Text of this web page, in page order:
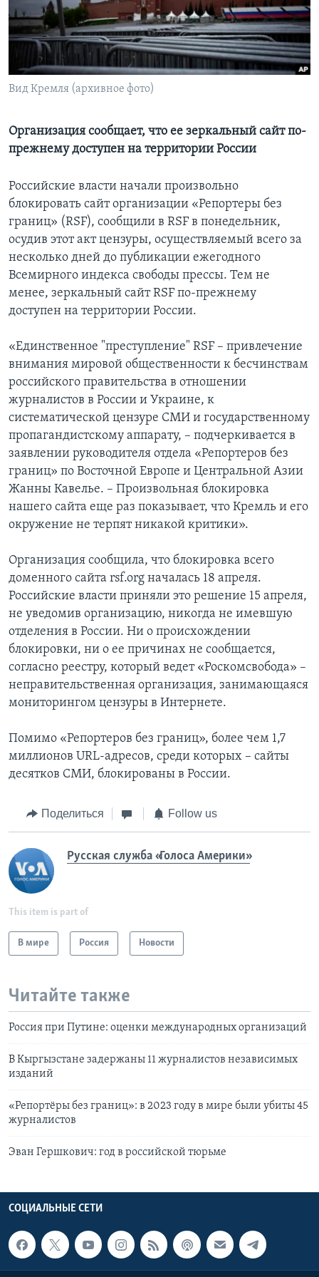
Learning English
СОЦИАЛЬНЫЕ СЕТИ
Языки
Вид Кремля (архивное фото)
Организация сообщает, что ее зеркальный сайт по-
прежнему доступен на территории России
Российские власти начали произвольно
блокировать сайт организации «Репортеры без
границ» (RSF), сообщили в RSF в понедельник,
осудив этот акт цензуры, осуществляемый всего за
несколько дней до публикации ежегодного
Всемирного индекса свободы прессы. Тем не
менее, зеркальный сайт RSF по-прежнему
доступен на территории России.
«Единственное "преступление" RSF – привлечение
внимания мировой общественности к бесчинствам
российского правительства в отношении
журналистов в России и Украине, к
систематической цензуре СМИ и государственному
пропагандистскому аппарату, – подчеркивается в
заявлении руководителя отдела «Репортеров без
границ» по Восточной Европе и Центральной Азии
Жанны Кавелье. – Произвольная блокировка
нашего сайта еще раз показывает, что Кремль и его
окружение не терпят никакой критики».
Организация сообщила, что блокировка всего
доменного сайта rsf.org началась 18 апреля.
Российские власти приняли это решение 15 апреля,
не уведомив организацию, никогда не имевшую
отделения в России. Ни о происхождении
блокировки, ни о ее причинах не сообщается,
согласно реестру, который ведет «Роскомсвобода» –
неправительственная организация, занимающаяся
мониторингом цензуры в Интернете.
Помимо «Репортеров без границ», более чем 1,7
миллионов URL-адресов, среди которых – сайты
десятков СМИ, блокированы в России.
Поделиться Follow us
Русская служба «Голоса Америки»
This item is part of
В мире Россия Новости
Читайте также
Россия при Путине: оценки международных организаций
В Кыргызстане задержаны 11 журналистов независимых
изданий
«Репортёры без границ»: в 2023 году в мире были убиты 45
журналистов
Эван Гершкович: год в российской тюрьме
СОЦИАЛЬНЫЕ СЕТИ